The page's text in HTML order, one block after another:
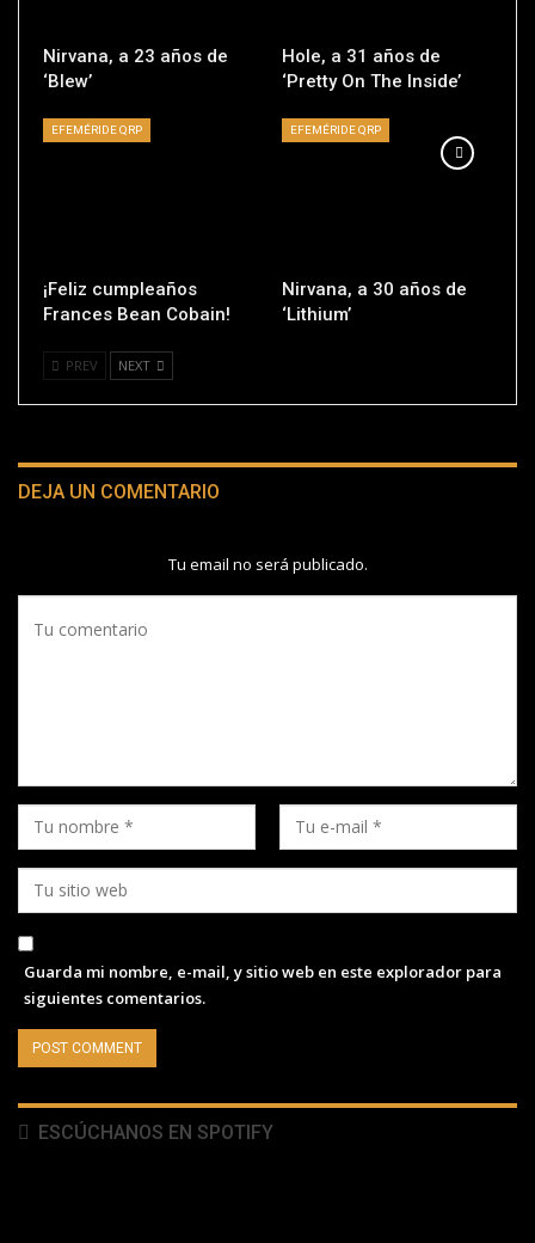
Nirvana, a 23 años de
‘Blew’
Hole, a 31 años de
‘Pretty On The Inside’
EFEMÉRIDE QRP
¡Feliz cumpleaños
Frances Bean Cobain!
EFEMÉRIDE QRP
Nirvana, a 30 años de
‘Lithium’
PREV NEXT
DEJA UN COMENTARIO
Tu email no será publicado.
Guarda mi nombre, e-mail, y sitio web en este explorador para
siguientes comentarios.
ESCÚCHANOS EN SPOTIFY